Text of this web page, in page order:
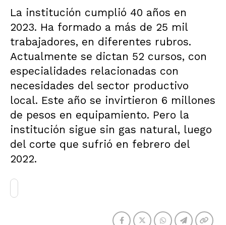
La institución cumplió 40 años en
2023. Ha formado a más de 25 mil
trabajadores, en diferentes rubros.
Actualmente se dictan 52 cursos, con
especialidades relacionadas con
necesidades del sector productivo
local. Este año se invirtieron 6 millones
de pesos en equipamiento. Pero la
institución sigue sin gas natural, luego
del corte que sufrió en febrero del
2022.